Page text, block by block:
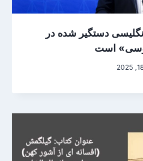
انگلیسی دستگیر شده در
است